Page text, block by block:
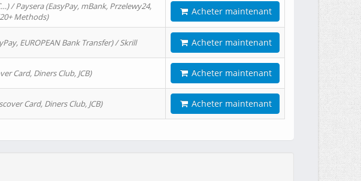
/ Paysera (EasyPay, mBank, Przelewy24,
Methods)
Acheter maintenant
EUROPEAN Bank Transfer) / Skrill Acheter maintenant
Card, Diners Club, JCB) Acheter maintenant
Card, Diners Club, JCB) Acheter maintenant